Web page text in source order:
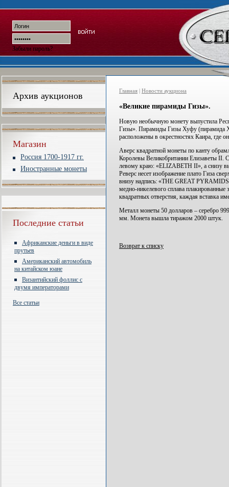
Забыли пароль?
Архив аукционов
Магазин
Россия 1700-1917 гг.
Иностранные монеты
Последние статьи
Африканские деньги в виде
прутьев
Американский автомобиль
на китайском юане
Византийский фоллис с
двумя императорами
Все статьи
Главная | Новости аукциона
«Великие пирамиды Гизы».
Новую необычную монету выпустила
Гизы». Пирамиды Гизы Хуфу (пирамида
расположены в окрестностях Каира, где
Аверс квадратной монеты по канту
Королевы Великобритании Елизаветы II.
левому краю: «ELIZABETH II», а снизу
Реверс несет изображение плато Гиза
внизу надпись: «THE GREAT
медно-никелевого сплава
квадратных отверстия, каждая вставка
Металл монеты 50 долларов – серебро
мм. Монета вышла тиражом 2000 штук.
Возврат к списку